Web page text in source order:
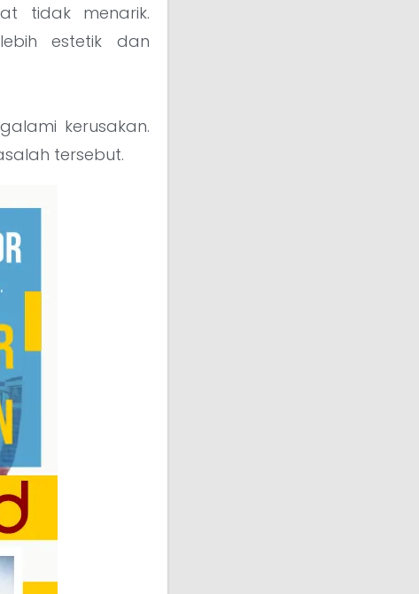
tidak menarik.
estetik dan
kerusakan.
tersebut.